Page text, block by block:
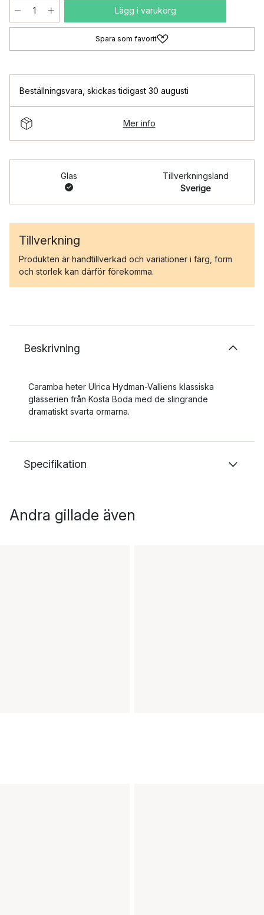
Lägg i varukorg
Spara som favorit
Beställningsvara skickas tidigast 30 augusti
Mer info
Glas
Tillverkningsland
Sverige
Tillverkning
Produkten är handtillverkad och variationer i färg, form
och storlek kan därför förekomma.
Beskrivning
Caramba heter Ulrica Hydman-Valliens klassiska
glasserien från Kosta Boda med de slingrande
dramatiskt svarta ormarna.
Specifikation
Andra gillade även